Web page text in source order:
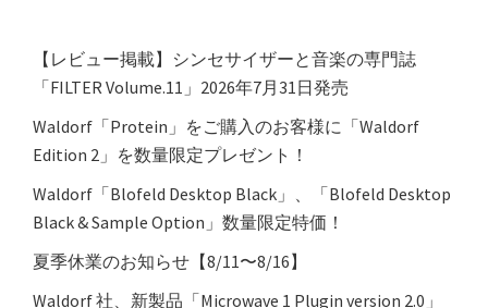
【レビュー掲載】シンセサイザーと音楽の専門誌
「FILTER Volume.11」2026年7月31日発売
Waldorf「Protein」をご購入のお客様に「Waldorf
Edition 2」を数量限定プレゼント！
Waldorf「Blofeld Desktop Black」、「Blofeld Desktop
Black & Sample Option」数量限定特価！
夏季休業のお知らせ【8/11〜8/16】
Waldorf 社、新製品「Microwave 1 Plugin version 2.0」